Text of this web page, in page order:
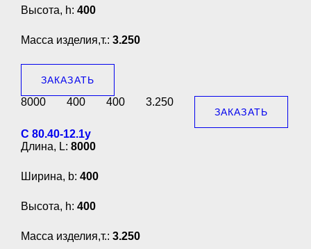
Высота, h: 400
Масса изделия,т.: 3.250
ЗАКАЗАТЬ
8000 400 400 3.250
ЗАКАЗАТЬ
С 80.40-12.1у
Длина, L: 8000
Ширина, b: 400
Высота, h: 400
Масса изделия,т.: 3.250